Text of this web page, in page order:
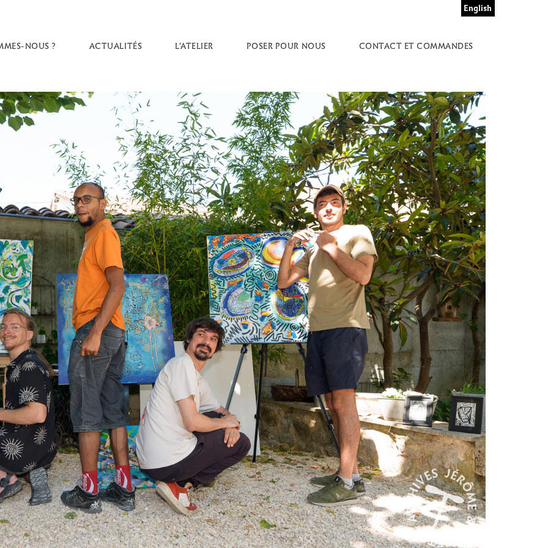
English
NOUS ? ACTUALITÉS L’ATELIER POSER POUR NOUS CONTACT ET COMMANDES